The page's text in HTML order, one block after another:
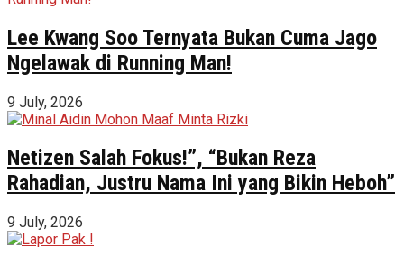
Lee Kwang Soo Ternyata Bukan Cuma Jago
Ngelawak di Running Man!
9 July, 2026
Netizen Salah Fokus!”, “Bukan Reza
Rahadian, Justru Nama Ini yang Bikin Heboh”
9 July, 2026